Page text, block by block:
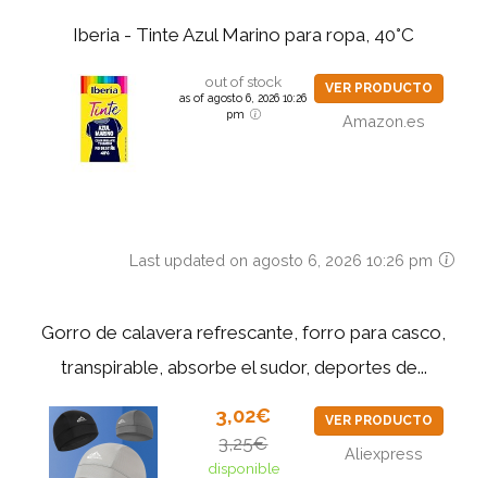
Iberia - Tinte Azul Marino para ropa, 40°C
out of stock
as of agosto 6, 2026 10:26
pm
VER PRODUCTO
Amazon.es
Last updated on agosto 6, 2026 10:26 pm
Gorro de calavera refrescante, forro para casco,
transpirable, absorbe el sudor, deportes de...
3,02€
3,25€
disponible
VER PRODUCTO
Aliexpress